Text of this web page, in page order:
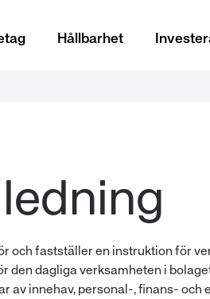
Hållbarhet
och fastställer en instruktion för
den dagliga verksamheten i
av innehav, personal-, finans- och